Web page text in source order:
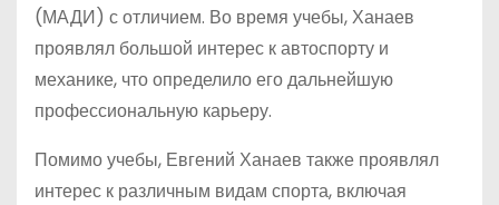
(МАДИ) с отличием. Во время учебы, Ханаев
проявлял большой интерес к автоспорту и
механике, что определило его дальнейшую
профессиональную карьеру.
Помимо учебы, Евгений Ханаев также проявлял
интерес к различным видам спорта, включая